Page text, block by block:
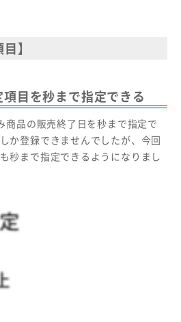
】
目を秒まで指定できる
商品の販売終了日を秒まで指定で
か登録できませんでしたが、今回
秒まで指定できるようになりまし